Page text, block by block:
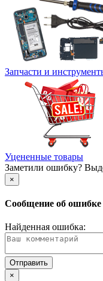
Запчасти и
Уцененные товары
Заметили ошибку?
×
Сообщение об ошибке
Найденная ошибка:
×